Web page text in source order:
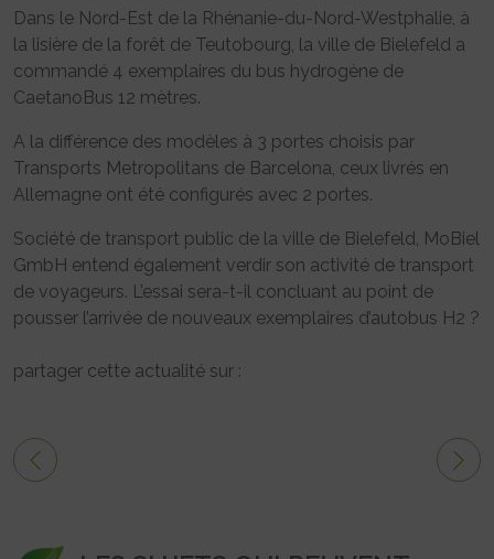
Dans le Nord-Est de la Rhénanie-du-Nord-Westphalie, à
la lisière de la forêt de Teutobourg, la ville de Bielefeld a
commandé 4 exemplaires du bus hydrogène de
CaetanoBus 12 mètres.
A la différence des modèles à 3 portes choisis par
Transports Metropolitans de Barcelona, ceux livrés en
Allemagne ont été configurés avec 2 portes.
Société de transport public de la ville de Bielefeld, MoBiel
GmbH entend également verdir son activité de transport
de voyageurs. L’essai sera-t-il concluant au point de
pousser l’arrivée de nouveaux exemplaires d’autobus H2 ?
partager cette actualité sur :